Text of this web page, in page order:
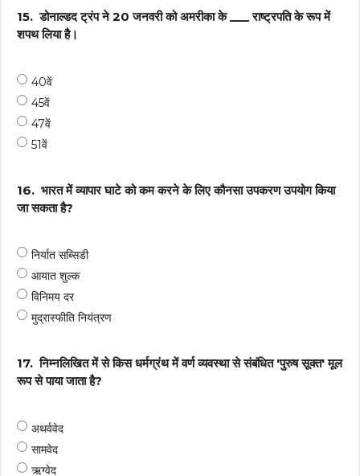
15. डोनाल्डद ट्रंप ने 20 जनवरी को अमरीका के ___ राष्ट्रपति के रूप में
शपथ लिया है।
40वें
45वें
47वें
51वें
16. भारत में व्यापार घाटे को कम करने के लिए कौनसा उपकरण उपयोग किया
जा सकता है?
निर्यात सब्सिडी
आयात शुल्क
विनिमय दर
मुद्रास्फीति नियंत्रण
17. निम्नलिखित में से किस धर्मग्रंथ में वर्ण व्यवस्था से संबंधित 'पुरुष सूक्त' मूल
रूप से पाया जाता है?
अथर्ववेद
सामवेद
ऋग्वेद